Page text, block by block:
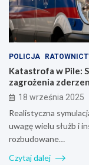
POLICJA
Katastrofa w Pile:
zagrożenia
18 września 2025
Realistyczna
uwagę wielu służb i
rozbudowane…
Czytaj dalej